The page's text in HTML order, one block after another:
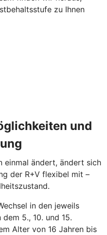
zu Ihnen
und
einmal ändert, ändert sich
der R+V flexibel mit –
in den jeweils
5., 10. und 15.
Alter von 16 Jahren bis